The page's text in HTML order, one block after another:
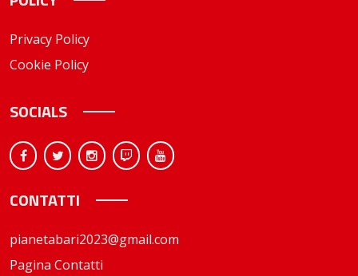
Privacy Policy
Cookie Policy
SOCIALS
CONTATTI
pianetabari2023@gmail.com
Pagina Contatti